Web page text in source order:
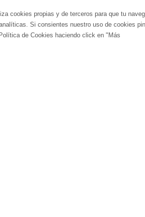
© 2012-2026 LindaVita -
cookies propias y de terceros para que tu
Si consientes nuestro uso de cookies
de Cookies haciendo click en "Más